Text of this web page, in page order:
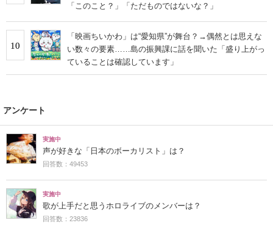
「このこと？」「ただものではないな？」
10
「映画ちいかわ」は“愛知県”が舞台？→偶然とは思えな
い数々の要素……島の振興課に話を聞いた「盛り上がっ
ていることは確認しています」
アンケート
実施中
声が好きな「日本のボーカリスト」は？
回答数：49453
実施中
歌が上手だと思うホロライブのメンバーは？
回答数：23836